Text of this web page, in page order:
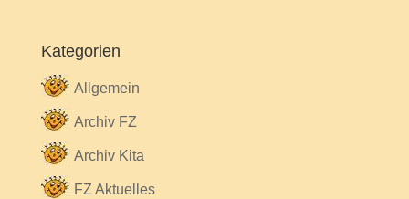
Kategorien
Allgemein
Archiv FZ
Archiv Kita
FZ Aktuelles